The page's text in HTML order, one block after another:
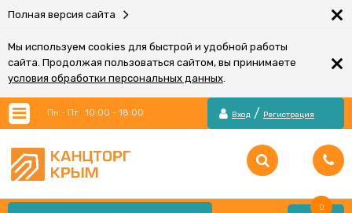
Полная версия сайта ×
Мы используем cookies для быстрой и удобной работы
сайта. Продолжая пользоваться сайтом, вы принимаете
условия обработки персональных данных.
×
Пн - Пт : 10:00 - 18:00 Вход / Регистрация
0